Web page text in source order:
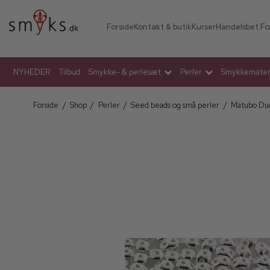
ForsideKontakt & butikKurserHandelsbet.
NYHEDER Tilbud Smykke- & perlesæt Perler
Forside / Shop / Perler / Seed beads og små perler / Matubo